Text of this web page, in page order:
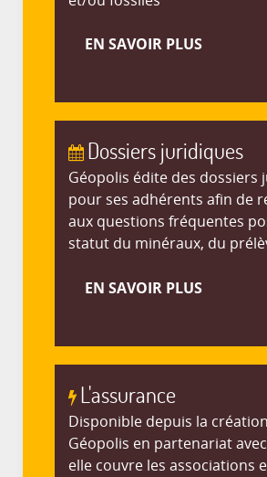
EN SAVOIR PLUS
Dossiers juridiques
Géopolis édite des dossiers
pour ses adhérents afin de
aux questions fréquentes
statut du minéraux, du
EN SAVOIR PLUS
L'assurance
Disponible depuis la
Géopolis en partenariat avec
elle couvre les associations